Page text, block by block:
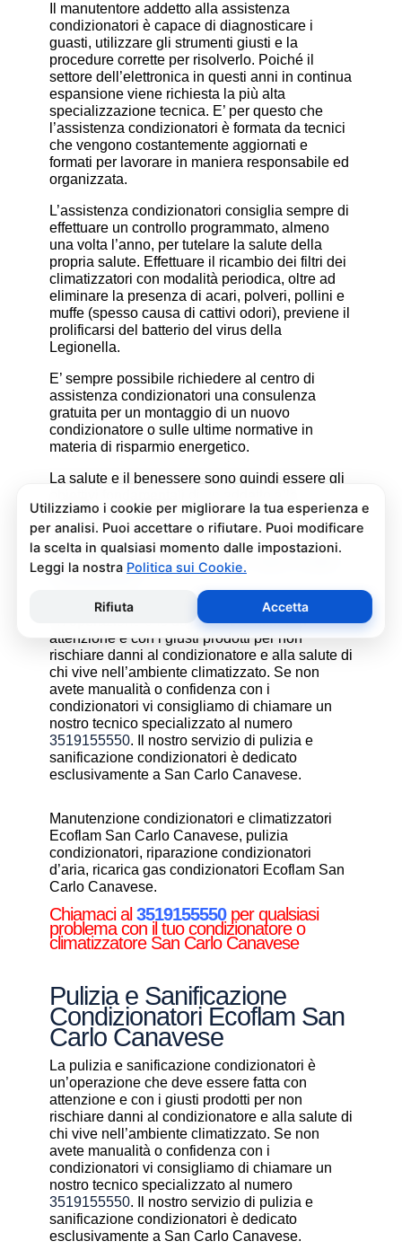
Il manutentore addetto alla assistenza
condizionatori è capace di diagnosticare i
guasti, utilizzare gli strumenti giusti e la
procedure corrette per risolverlo. Poiché il
settore dell’elettronica in questi anni in continua
espansione viene richiesta la più alta
specializzazione tecnica. E’ per questo che
l’assistenza condizionatori è formata da tecnici
che vengono costantemente aggiornati e
formati per lavorare in maniera responsabile ed
organizzata.
L’assistenza condizionatori consiglia sempre di
effettuare un controllo programmato, almeno
una volta l’anno, per tutelare la salute della
propria salute. Effettuare il ricambio dei filtri dei
climatizzatori con modalità periodica, oltre ad
eliminare la presenza di acari, polveri, pollini e
muffe (spesso causa di cattivi odori), previene il
prolificarsi del batterio del virus della
Legionella.
E’ sempre possibile richiedere al centro di
assistenza condizionatori una consulenza
gratuita per un montaggio di un nuovo
condizionatore o sulle ultime normative in
materia di risparmio energetico.
La salute e il benessere sono quindi essere gli
assistenza condizionatori.
Pulizia e Sanificazione
Condizionatori Ecoflam San Carlo
Canavese
La pulizia e sanificazione condizionatori è
un’operazione che deve essere fatta con
attenzione e con i giusti prodotti per non
rischiare danni al condizionatore e alla salute di
chi vive nell’ambiente climatizzato. Se non
avete manualità o confidenza con i
condizionatori vi consigliamo di chiamare un
nostro tecnico specializzato al numero
3519155550. Il nostro servizio di pulizia e
sanificazione condizionatori è dedicato
esclusivamente a San Carlo Canavese.
Manutenzione condizionatori e climatizzatori
Ecoflam San Carlo Canavese, pulizia
condizionatori, riparazione condizionatori
d’aria, ricarica gas condizionatori Ecoflam San
Carlo Canavese.
Chiamaci al 3519155550per qualsiasi
problema con il tuo condizionatore o
climatizzatore San Carlo Canavese
Pulizia e Sanificazione
Condizionatori Ecoflam San
Carlo Canavese
La pulizia e sanificazione condizionatori è
un’operazione che deve essere fatta con
attenzione e con i giusti prodotti per non
rischiare danni al condizionatore e alla salute di
chi vive nell’ambiente climatizzato. Se non
avete manualità o confidenza con i
condizionatori vi consigliamo di chiamare un
nostro tecnico specializzato al numero
3519155550. Il nostro servizio di pulizia e
sanificazione condizionatori è dedicato
esclusivamente a San Carlo Canavese.